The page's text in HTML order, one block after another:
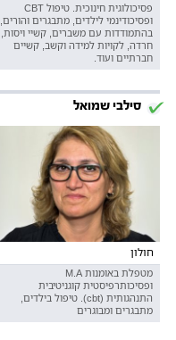
פסיכולוגית חינוכית. טיפול CBT
ופסיכודינמי לילדים, מתבגרים והורים,
בהתמודדות עם משברים, קשיי ויסות,
חרדה, לקויות למידה וקשב, קשיים
חברתיים ועוד.
סילבי שמואל
חולון
מטפלת באומנות M.A
ופסיכותרפיסטית קוגניטיבית
התנהגותית (cbt). טיפול בילדים,
מתבגרים ומבוגרים